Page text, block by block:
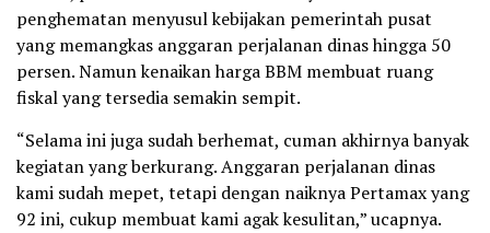
penghematan menyusul kebijakan pemerintah pusat
yang memangkas anggaran perjalanan dinas hingga 50
persen. Namun kenaikan harga BBM membuat ruang
fiskal yang tersedia semakin sempit.
“Selama ini juga sudah berhemat, cuman akhirnya banyak
kegiatan yang berkurang. Anggaran perjalanan dinas
kami sudah mepet, tetapi dengan naiknya Pertamax yang
92 ini, cukup membuat kami agak kesulitan,” ucapnya.